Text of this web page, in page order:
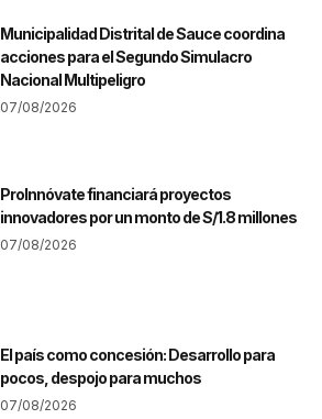
Municipalidad Distrital de Sauce coordina
acciones para el Segundo Simulacro
Nacional Multipeligro
07/08/2026
ProInnóvate financiará proyectos
innovadores por un monto de S/1.8 millones
07/08/2026
El país como concesión: Desarrollo para
pocos, despojo para muchos
07/08/2026